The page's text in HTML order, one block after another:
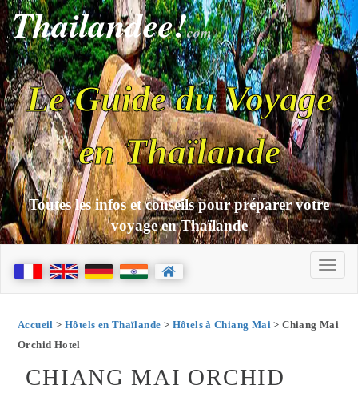
Thailandee!com
Le Guide du Voyage
en Thaïlande
Toutes les infos et conseils pour préparer votre
voyage en Thaïlande
Accueil > Hôtels en Thaïlande > Hôtels à Chiang Mai > Chiang Mai
Orchid Hotel
CHIANG MAI ORCHID